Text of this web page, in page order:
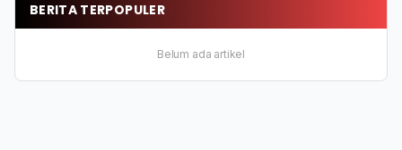
BERITA TERPOPULER
Belum ada artikel